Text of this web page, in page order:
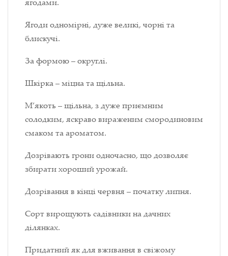
Ягоди одномірні, дуже великі, чорні та
блискучі.
За формою – округлі.
Шкірка – міцна та щільна.
М’якоть – щільна, з дуже приємним
солодким, яскраво вираженим смородиновим
смаком та ароматом.
Дозрівають грони одночасно, що дозволяє
збирати хороший урожай.
Дозрівання в кінці червня – початку липня.
Сорт вирощують садівники на дачних
ділянках.
Придатний як для вживання в свіжому